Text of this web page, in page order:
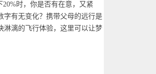
20%时，你是否有在意，又紧
字有无变化？携带父母的远行是
淋漓的飞行体验，这里可以让梦